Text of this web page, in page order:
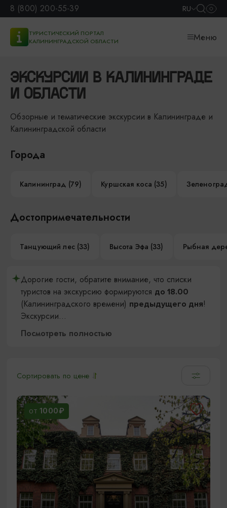
8 (800) 200-55-39 RU
ТУРИСТИЧЕСКИЙ ПОРТАЛ
КАЛИНИНГРАДСКОЙ ОБЛАСТИ
Меню
ЭКСКУРСИИ В КАЛИНИНГРАДЕ
И ОБЛАСТИ
Обзорные и тематические экскурсии в Калининграде и
Калининградской области
Города
Калининград (79) Куршская коса (35)
Достопримечательности
Танцующий лес (33) Высота Эфа (33) Рыбная
Дорогие гости, обратите внимание, что списки
туристов на экскурсию формируются до 18.00
(Калининградского времени) предыдущего дня!
Экскурсии...
Посмотреть полностью
Сортировать по цене
ОТ 1000₽